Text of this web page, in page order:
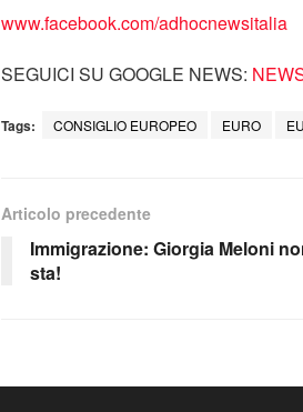
www.facebook.com/adhocnewsitalia
SEGUICI SU GOOGLE NEWS:
Tags: CONSIGLIO EUROPEO EURO
Articolo precedente
Immigrazione: Giorgia Meloni
sta!